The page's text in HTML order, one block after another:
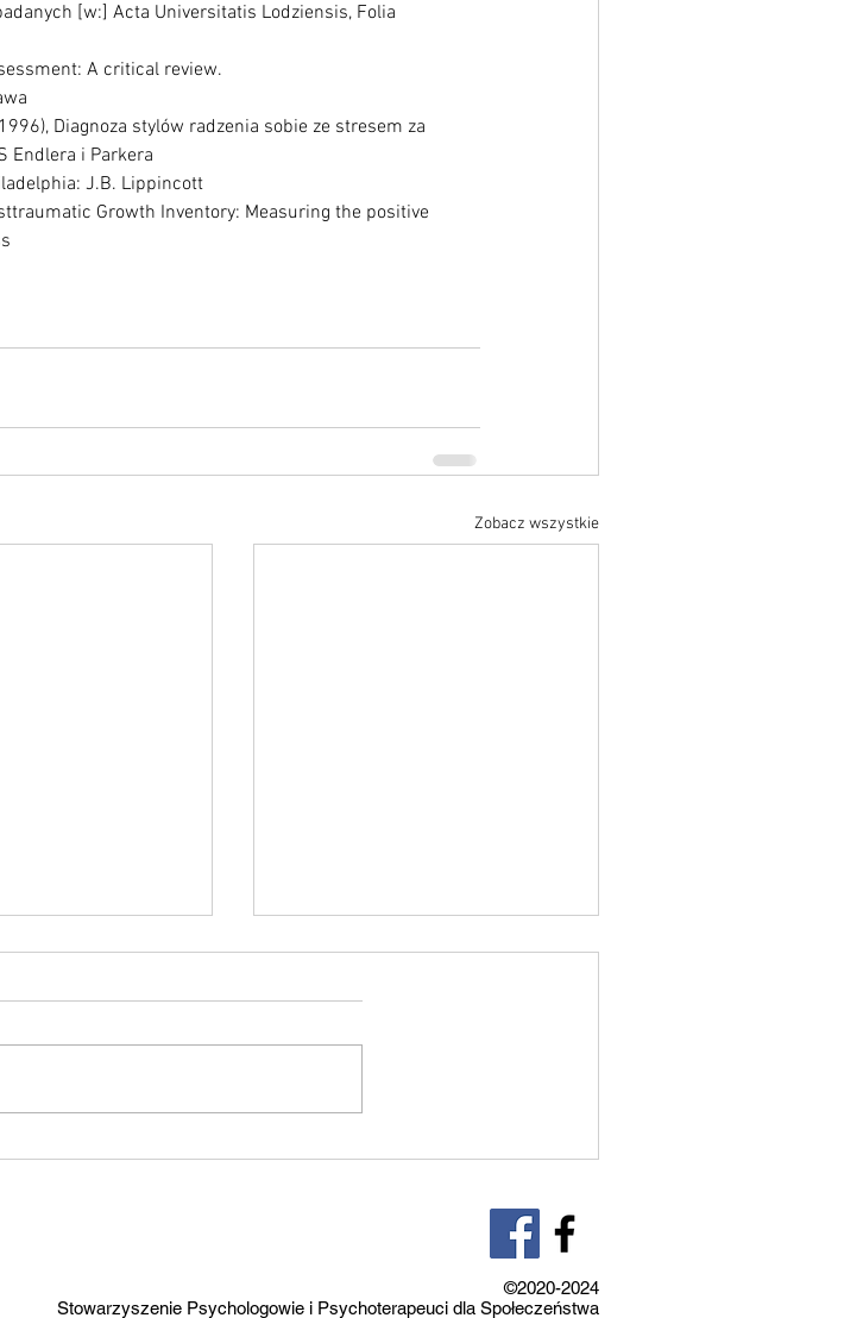
[w:] Acta Universitatis Lodziensis, Folia
A critical review.
Diagnoza stylów radzenia sobie ze stresem za
Endlera i Parkera
J.B. Lippincott
Growth Inventory: Measuring the positive
Zobacz wszystkie
©2020-2024
Stowarzyszenie Psychologowie i Psychoterapeuci dla Społeczeństwa